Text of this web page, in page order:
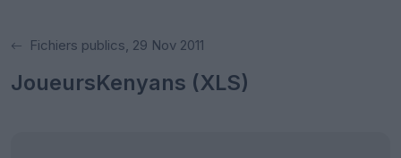
Fichiers publics, 29 Nov 2011
JoueursKenyans (XLS)